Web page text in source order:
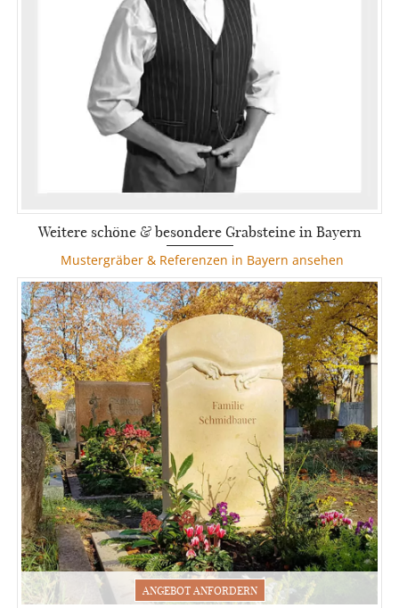
Weitere schöne & besondere Grabsteine in Bayern
Mustergräber & Referenzen in Bayern ansehen
MICHELANGELO
ANGEBOT ANFORDERN